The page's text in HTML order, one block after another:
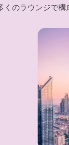
くのラウンジで